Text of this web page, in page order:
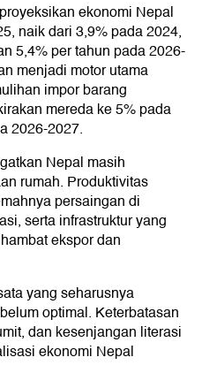
ekonomi Nepal
naik dari 3,9% pada 2024,
5,4% per tahun pada 2026-
menjadi motor utama
impor barang
mereda ke 5% pada
2026-2027.
Nepal masih
rumah. Produktivitas
persaingan di
serta infrastruktur yang
ekspor dan
yang seharusnya
optimal. Keterbatasan
dan kesenjangan literasi
ekonomi Nepal